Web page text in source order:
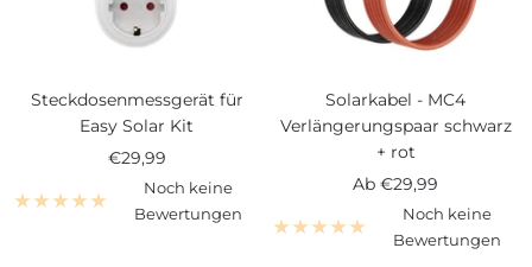
Steckdosenmessgerät für
Easy Solar Kit
Angebotspreis
€29,99
Noch keine
Bewertungen
Solarkabel - MC4
Verlängerungspaar schwarz
+ rot
Angebotspreis
Ab €29,99
Noch keine
Bewertungen